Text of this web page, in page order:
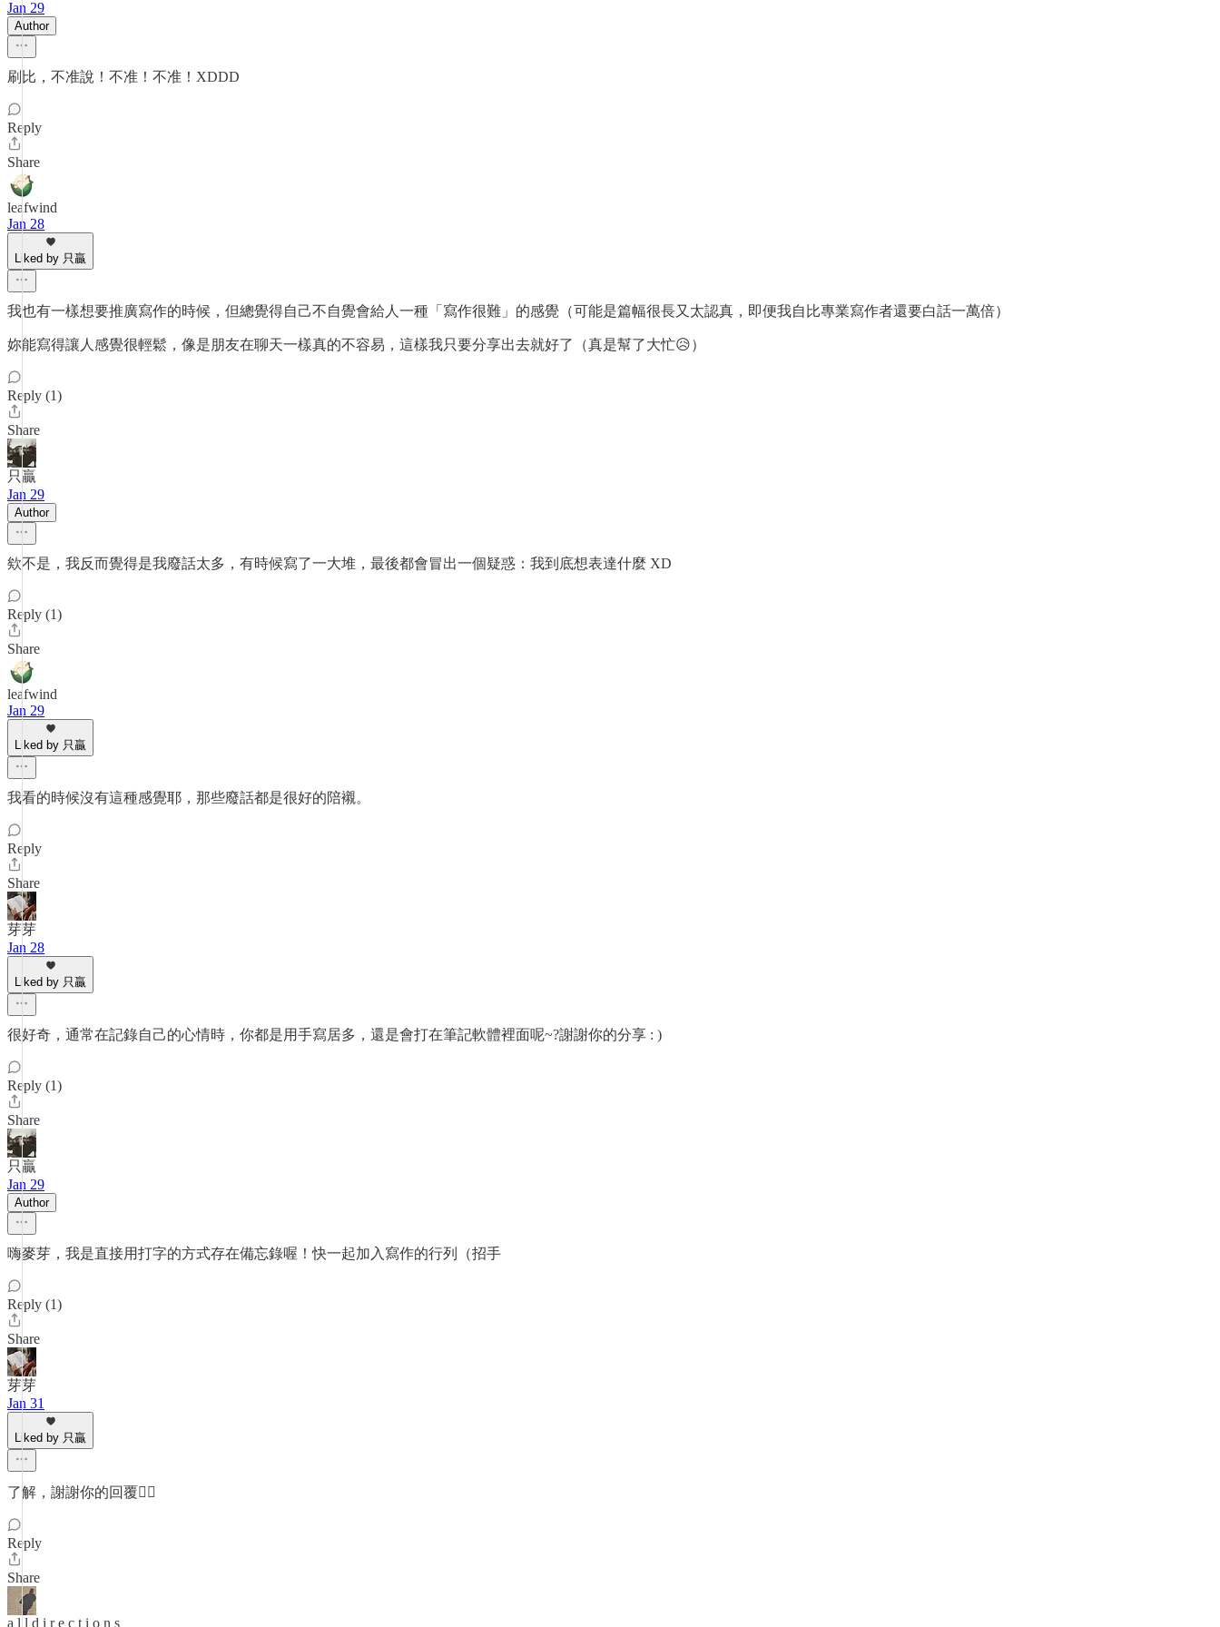
Jan 29
Author
刷比，不准說！不准！不准！XDDD
Reply
Share
leafwind
Jan 28
Liked by 只贏
我也有一樣想要推廣寫作的時候，但總覺得自己不自覺會給人一種「寫作很難」的感覺（可能是篇幅很長又太認真，即便我自比專業寫作者還要白話一萬倍）
妳能寫得讓人感覺很輕鬆，像是朋友在聊天一樣真的不容易，這樣我只要分享出去就好了（真是幫了大忙😥）
Reply (1)
Share
只贏
Jan 29
Author
欸不是，我反而覺得是我廢話太多，有時候寫了一大堆，最後都會冒出一個疑惑：我到底想表達什麼 XD
Reply (1)
Share
leafwind
Jan 29
Liked by 只贏
我看的時候沒有這種感覺耶，那些廢話都是很好的陪襯。
Reply
Share
芽芽
Jan 28
Liked by 只贏
很好奇，通常在記錄自己的心情時，你都是用手寫居多，還是會打在筆記軟體裡面呢~?謝謝你的分享 : )
Reply (1)
Share
只贏
Jan 29
Author
嗨麥芽，我是直接用打字的方式存在備忘錄喔！快一起加入寫作的行列（招手
Reply (1)
Share
芽芽
Jan 31
Liked by 只贏
了解，謝謝你的回覆👌🏻
Reply
Share
a l l d i r e c t i o n s